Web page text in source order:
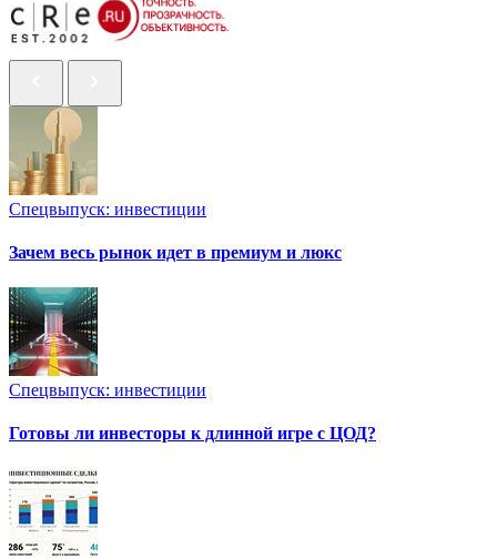
Спецвыпуск: инвестиции
Зачем весь рынок идет в премиум и люкс
Спецвыпуск: инвестиции
Готовы ли инвесторы к длинной игре с ЦОД?